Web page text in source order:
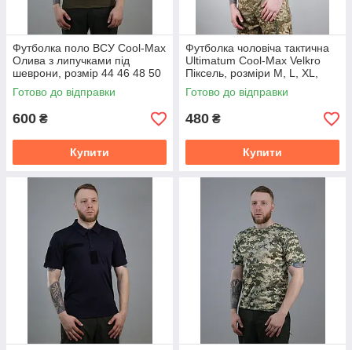
Футболка поло ВСУ Cool-Max
Олива з липучками під
шеврони, розмір 44 46 48 50
52 54 56 60 62 64-66 68-70
Готово до відправки
600 ₴
Купити
Футболка чоловіча тактична
Ultimatum Cool-Max Velkro
Піксель, розміри M, L, XL,
2XL, 3XL
Готово до відправки
480 ₴
Купити